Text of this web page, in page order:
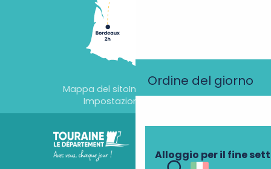
Ordine del giorno
Alloggio per il fine
Mappa del sitoInformazioni legali
Impostazioni dei cookie